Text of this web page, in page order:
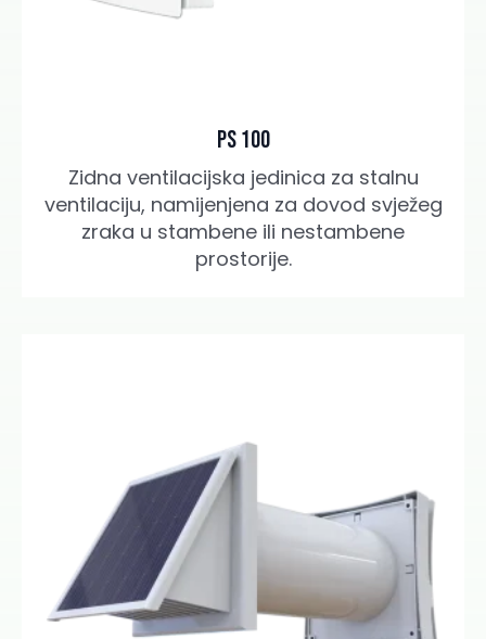
PS 100
Zidna ventilacijska jedinica za stalnu
ventilaciju, namijenjena za dovod svježeg
zraka u stambene ili nestambene
prostorije.